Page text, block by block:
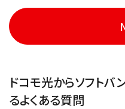
ドコモ光からソフト
るよくある質問